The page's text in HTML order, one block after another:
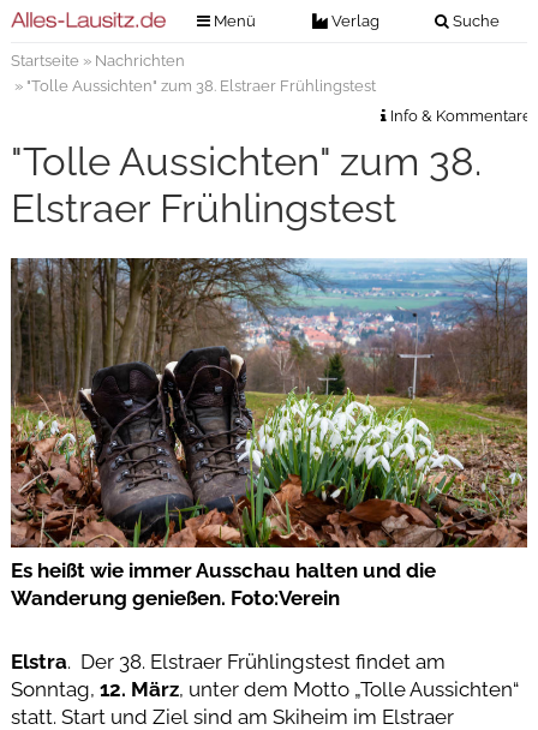
Menü Verlag Suche
Verlag
Kontakt
Impressum
Veranstaltungstickets
Anzeigenannahme
Anzeigensuche
Digitale Ausgaben
Startseite» Nachrichten
» "Tolle Aussichten" zum 38. Elstraer Frühlingstest
Info & Kommentare
"Tolle Aussichten" zum 38.
Elstraer Frühlingstest
Es heißt wie immer Ausschau halten und die
Wanderung genießen. Foto:Verein
Elstra. Der 38. Elstraer Frühlingstest findet am
Sonntag, 12. März, unter dem Motto „Tolle Aussichten“
statt. Start und Ziel sind am Skiheim im Elstraer